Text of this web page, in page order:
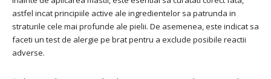
astfel incat principiile active ale ingredientelor sa patrunda in
straturile cele mai profunde ale pielii. De asemenea, este indicat sa
faceti un test de alergie pe brat pentru a exclude posibile reactii
adverse.